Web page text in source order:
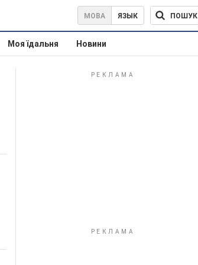
МОВА ЯЗЫК ПОШУК
Моя їдальня Новини